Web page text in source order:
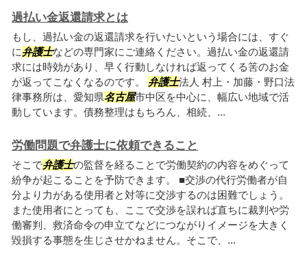
過払い金返還請求とは
もし、過払い金の返還請求を行いたいという場合には、すぐ
に弁護士などの専門家にご連絡ください。過払い金の返還請
求には時効があり、早く行動しなければ返ってくる筈のお金
が返ってこなくなるのです。 弁護士法人 村上・加藤・野口法
律事務所は、愛知県名古屋市中区を中心に、幅広い地域で活
動しています。債務整理はもちろん、相続、...
労働問題で弁護士に依頼できること
そこで弁護士の監督を経ることで労働契約の内容をめぐって
紛争が起こることを予防できます。 ■交渉の代行労働者が自
分より力がある使用者と対等に交渉するのは困難でしょう。
また使用者にとっても、ここで交渉を誤れば直ちに裁判や労
働審判、救済命令の申立てなどにつながりイメージを大きく
毀損する事態を生じさせかねません。そこで、...